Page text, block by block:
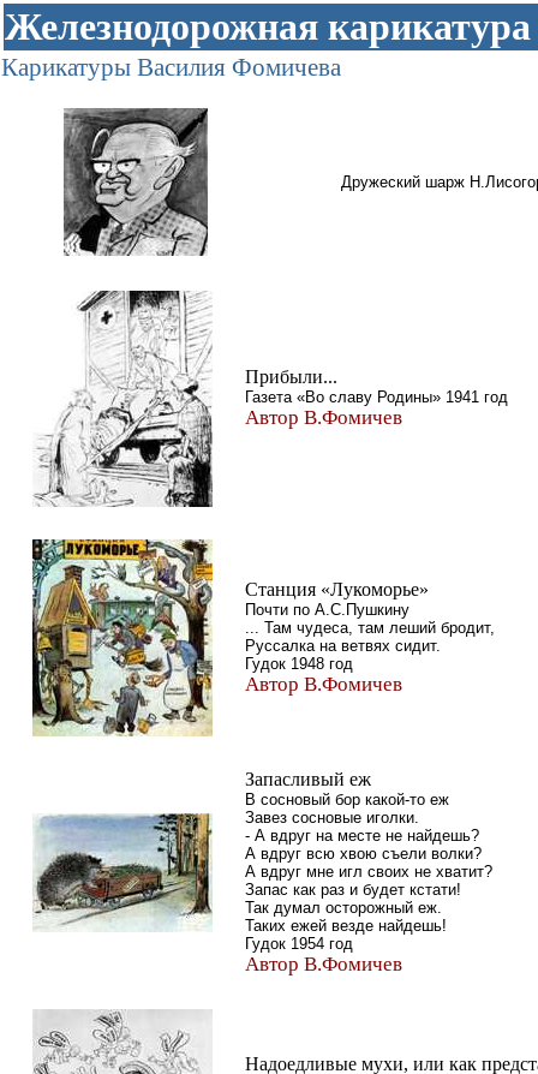
Железнодорожная карикатура
Карикатуры Василия Фомичева
Дружеский шарж
Прибыли...
Газета «Во славу Родины» 1941 год
Автор В.Фомичев
Станция «Лукоморье»
Почти по А.С.Пушкину
... Там чудеса, там леший бродит,
Руссалка на ветвях сидит.
Гудок 1948 год
Автор В.Фомичев
Запасливый еж
В сосновый бор какой-то еж
Завез сосновые иголки.
- А вдруг на месте не найдешь?
А вдруг всю хвою съели волки?
А вдруг мне игл своих не хватит?
Запас как раз и будет кстати!
Так думал осторожный еж.
Таких ежей везде найдешь!
Гудок 1954 год
Автор В.Фомичев
Надоедливые мухи, или как